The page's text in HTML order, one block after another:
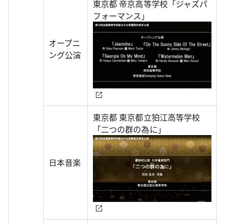
オープニ
ング公演
東京都 帝京高等学校「ジャズパ
フォーマンス」
日本音楽
東京都 東京都立狛江高等学校
「二つの群の為に」